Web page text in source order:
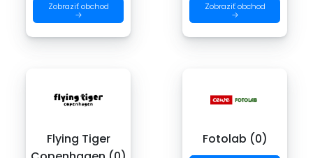
Zobraziť obchod
→
Zobraziť obchod
→
Flying Tiger
Fotolab (0)